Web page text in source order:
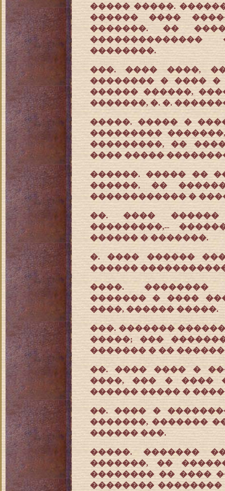
����� �����.
������ ����
�������. ��
��������.
���. ���� ����,
�������� � ���� �
������ ������,
�������, �. �.
�����. ����� �
���������
���������, ��
���� �����
������. ����� ��
������, ��
������������ �
��. ����
���������,--
������ � �������.
�. ���� ������
������
����. ��������
������� � ����
����, ������ �����.
���. �������
�����; ���
������� � ��
��. ���� ���� �
����, ��� � ����
������ ����� �
��. ���� �
�������, �������
������ ���.
�����. �������
�������, ��
�������� �� ����
�������� ��������